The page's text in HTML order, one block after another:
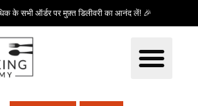
के सभी ऑर्डर पर मुफ़्त डिलीवरी का आनंद लें! 🎉